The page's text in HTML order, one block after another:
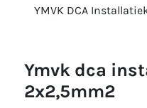
YMVK DCA
ymvk dca installatiekabel
2x2,5mm2